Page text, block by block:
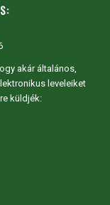
akár általános,
leveleiket
küldjék: